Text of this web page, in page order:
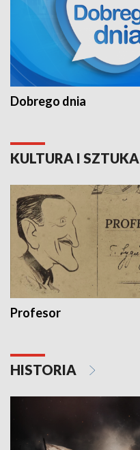
Dobrego dnia
KULTURA I SZTUKA
Profesor
HISTORIA